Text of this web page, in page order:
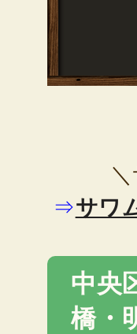
⇒サワ
中央
橋・